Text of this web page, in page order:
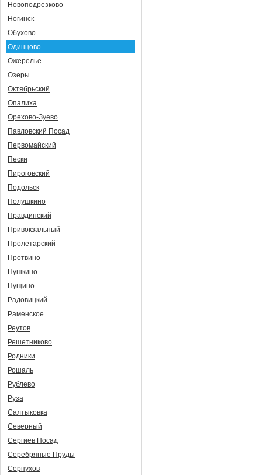
Новоподрезково
Ногинск
Обухово
Одинцово
Ожерелье
Озеры
Октябрьский
Опалиха
Орехово-Зуево
Павловский Посад
Первомайский
Пески
Пироговский
Подольск
Полушкино
Правдинский
Привокзальный
Пролетарский
Протвино
Пушкино
Пущино
Радовицкий
Раменское
Реутов
Решетниково
Родники
Рошаль
Рублево
Руза
Салтыковка
Северный
Сергиев Посад
Серебряные Пруды
Серпухов